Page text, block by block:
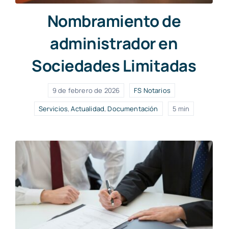
Nombramiento de
administrador en
Sociedades Limitadas
9 de febrero de 2026
FS Notarios
Servicios,Actualidad,Documentación 5 min